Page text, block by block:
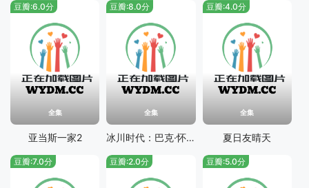
全集
豆瓣:6.0分
亚当斯一家2
全集
豆瓣:8.0分
冰川时代：巴克·怀尔德的冒险之旅
全集
豆瓣:4.0分
夏日友晴天
豆瓣:7.0分 豆瓣:2.0分 豆瓣:5.0分